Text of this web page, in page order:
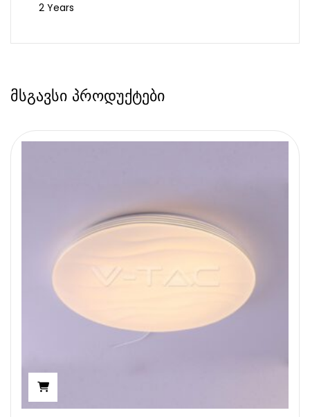
2 Years
მსგავსი პროდუქტები